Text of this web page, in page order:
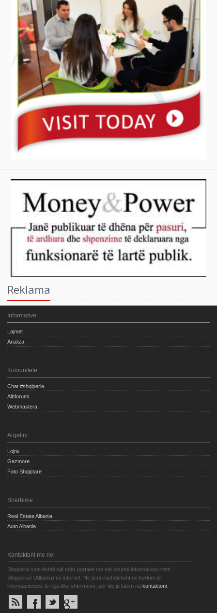
Reklama
Informative
Lajmet
Analiza
Komunitete
Chat #shqiperia
Albforumi
Webmastera
Argetim
Lojra
Gazmore
Foto Shqiptare
Shërbime
Real Estate Albania
Auto Albania
Kontaktoni me ne:
Shqiperia.com është një ndër portalet me më shumë informacion rreth
Shqipërisë (Albania) në internet. Ne jemi vazhdimisht në kërkim të
informacioneve të reja dhe shkrimeve, për ide ju lutem na kontaktoni